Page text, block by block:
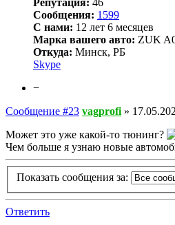
Сообщения: 1599
С нами: 12 лет 6 месяцев
Марка вашего авто: ZUK
Откуда: Минск, РБ
Skype
−
Сообщение #23 vagprofi »
Может это уже какой-то тюнинг?
Чем больше я узнаю новые
Показать сообщения за:
Ответить